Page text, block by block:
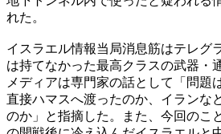
れた。
イスラエル情報当局消息筋はテレグ
は持てなかった最高クラスの武器・
メディアは専門家の話として「問題
直接ハマスへ渡ったのか、イランな
のか」と指摘した。また、今回のこ